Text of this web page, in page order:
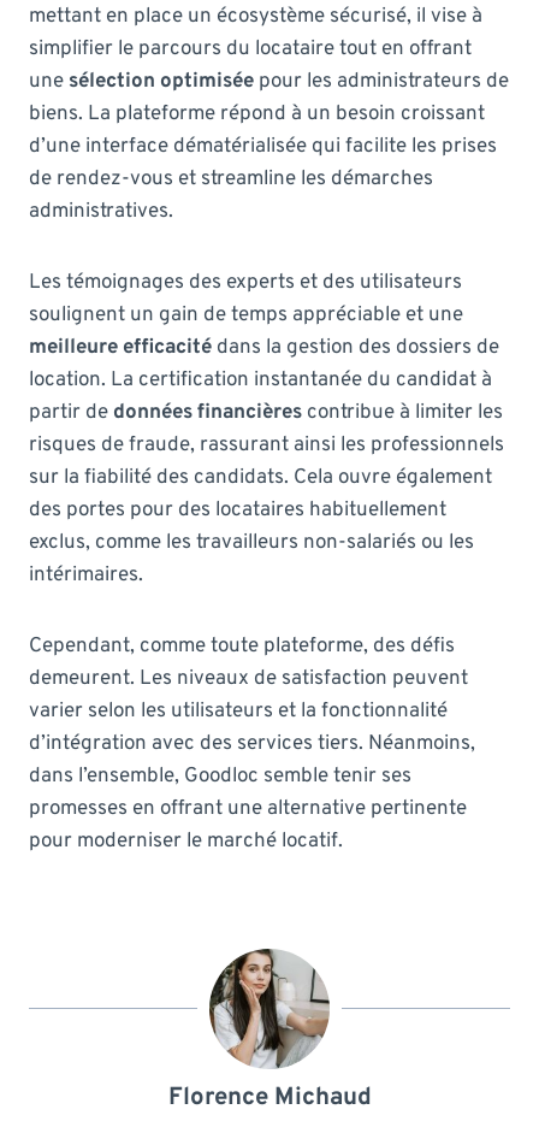
mettant en place un écosystème sécurisé, il vise à
simplifier le parcours du locataire tout en offrant
une sélection optimisée pour les administrateurs de
biens. La plateforme répond à un besoin croissant
d’une interface dématérialisée qui facilite les prises
de rendez-vous et streamline les démarches
administratives.
Les témoignages des experts et des utilisateurs
soulignent un gain de temps appréciable et une
meilleure efficacité dans la gestion des dossiers de
location. La certification instantanée du candidat à
partir de données financières contribue à limiter les
risques de fraude, rassurant ainsi les professionnels
sur la fiabilité des candidats. Cela ouvre également
des portes pour des locataires habituellement
exclus, comme les travailleurs non-salariés ou les
intérimaires.
Cependant, comme toute plateforme, des défis
demeurent. Les niveaux de satisfaction peuvent
varier selon les utilisateurs et la fonctionnalité
d’intégration avec des services tiers. Néanmoins,
dans l’ensemble, Goodloc semble tenir ses
promesses en offrant une alternative pertinente
pour moderniser le marché locatif.
Florence Michaud